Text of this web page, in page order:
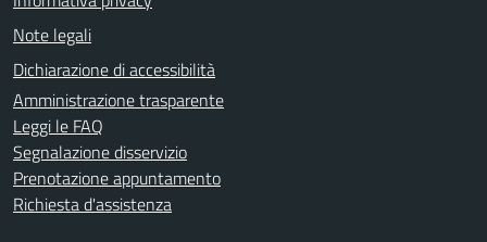
Note legali
Dichiarazione di accessibilità
Amministrazione trasparente
Leggi le FAQ
Segnalazione disservizio
Prenotazione appuntamento
Richiesta d'assistenza